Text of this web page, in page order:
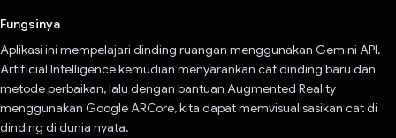
Fungsinya
Aplikasi ini mempelajari dinding ruangan menggunakan Gemini API.
Artificial Intelligence kemudian menyarankan cat dinding baru dan
metode perbaikan, lalu dengan bantuan Augmented Reality
menggunakan Google ARCore, kita dapat memvisualisasikan cat di
dinding di dunia nyata.